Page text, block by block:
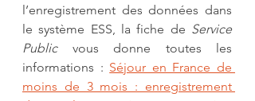
l’enregistrement des données dans
le système ESS, la fiche de Service
Public vous donne toutes les
informations : Séjour en France de
moins de 3 mois : enregistrement